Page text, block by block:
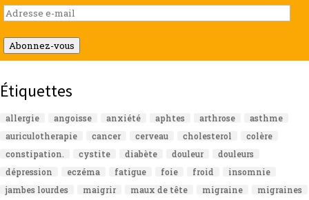
Adresse
e-
mail
Abonnez-vous
Étiquettes
allergie angoisse anxiété aphtes arthrose
asthme
auriculotherapie
cancer cerveau cholesterol
colère
constipation.
cystite diabète douleur
douleurs
dépression
eczéma fatigue foie froid
insomnie
jambes lourdes
maigrir maux de tête migraine
migraines